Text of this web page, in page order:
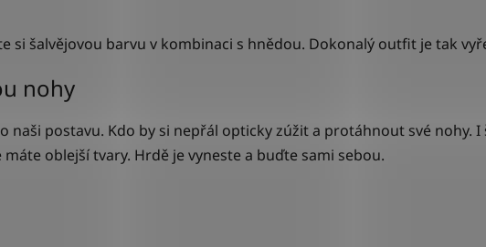
si šalvějovou barvu v kombinaci s hnědou. Dokonalý outfit je tak
nohy
naši postavu. Kdo by si nepřál opticky zúžit a protáhnout své nohy.
oblejší tvary. Hrdě je vyneste a buďte sami sebou.